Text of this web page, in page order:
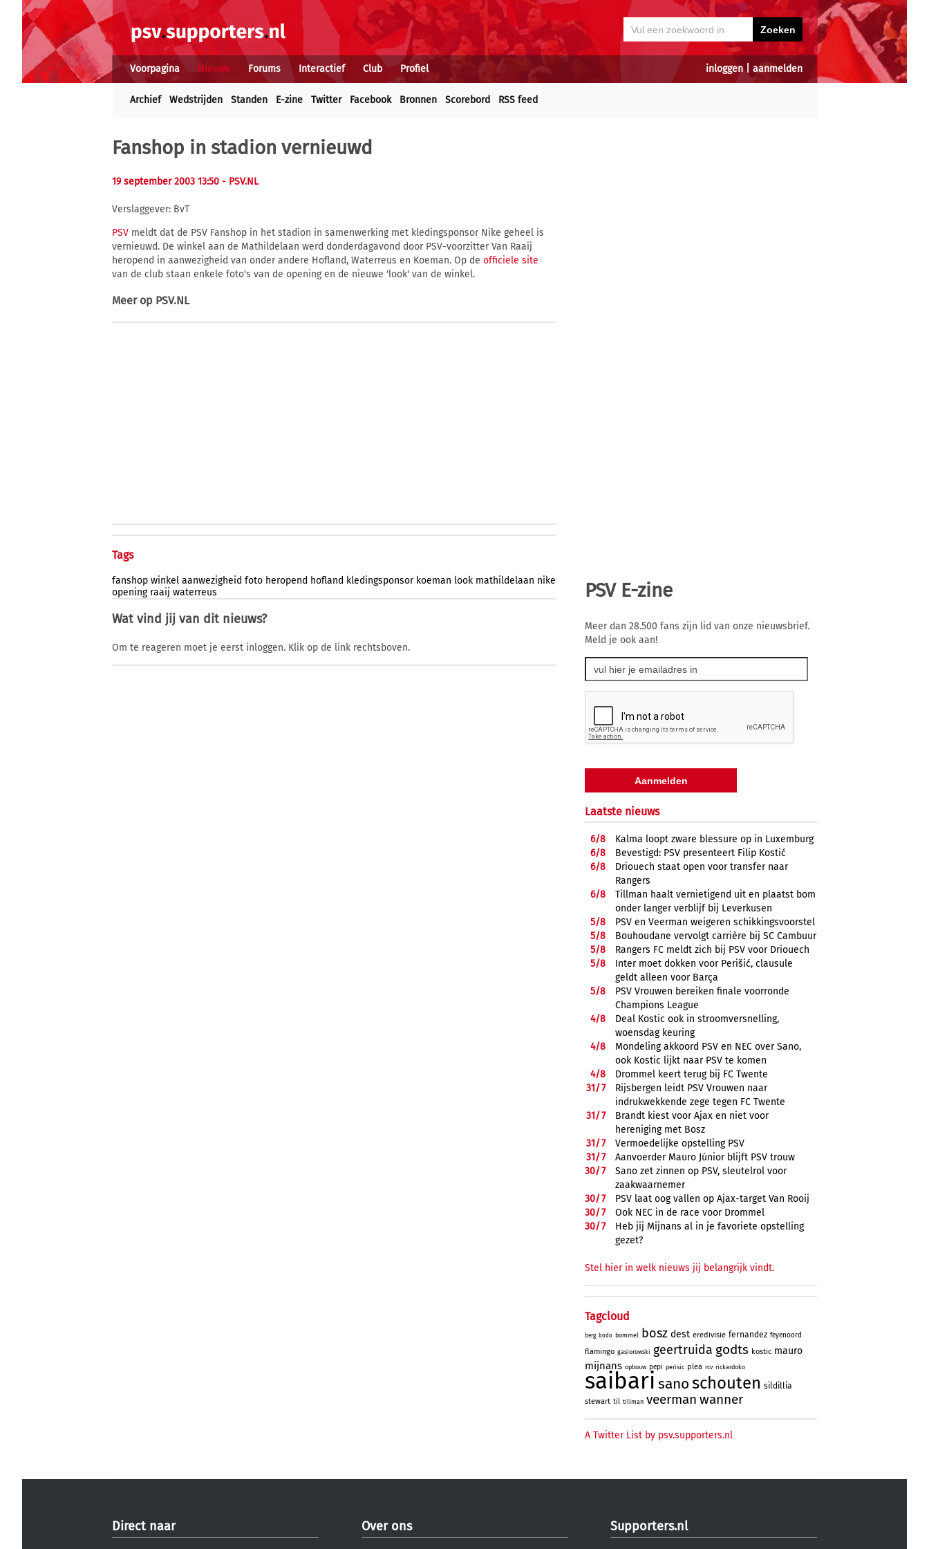
inloggen| aanmelden
Voorpagina Nieuws Forums Interactief Club Profiel
Archief Wedstrijden Standen E-zine Twitter Facebook Bronnen Scorebord RSS feed
Fanshop in stadion vernieuwd
19 september 2003 13:50 - PSV.NL
Verslaggever: BvT
PSV meldt dat de PSV Fanshop in het stadion in samenwerking met kledingsponsor Nike geheel is
vernieuwd. De winkel aan de Mathildelaan werd donderdagavond door PSV-voorzitter Van Raaij
heropend in aanwezigheid van onder andere Hofland, Waterreus en Koeman. Op de officiele site
van de club staan enkele foto's van de opening en de nieuwe 'look' van de winkel.
Meer op PSV.NL
Tags
fanshop winkel aanwezigheid foto heropend hofland kledingsponsor koeman look mathildelaan nike
opening raaij waterreus
Wat vind jij van dit nieuws?
Om te reageren moet je eerst inloggen. Klik op de link rechtsboven.
PSV E-zine
Meer dan 28.500 fans zijn lid van onze nieuwsbrief.
Meld je ook aan!
Laatste nieuws
6/8
Kalma loopt zware blessure op in Luxemburg
6/8
Bevestigd: PSV presenteert Filip Kostić
6/8
Driouech staat open voor transfer naar
Rangers
6/8
Tillman haalt vernietigend uit en plaatst bom
onder langer verblijf bij Leverkusen
5/8
PSV en Veerman weigeren schikkingsvoorstel
5/8
Bouhoudane vervolgt carrière bij SC Cambuur
5/8
Rangers FC meldt zich bij PSV voor Driouech
5/8
Inter moet dokken voor Perišić, clausule
geldt alleen voor Barça
5/8
PSV Vrouwen bereiken finale voorronde
Champions League
4/8
Deal Kostic ook in stroomversnelling,
woensdag keuring
4/8
Mondeling akkoord PSV en NEC over Sano,
ook Kostic lijkt naar PSV te komen
4/8
Drommel keert terug bij FC Twente
31/7
Rijsbergen leidt PSV Vrouwen naar
indrukwekkende zege tegen FC Twente
31/7
Brandt kiest voor Ajax en niet voor
hereniging met Bosz
31/7
Vermoedelijke opstelling PSV
31/7
Aanvoerder Mauro Júnior blijft PSV trouw
30/7
Sano zet zinnen op PSV, sleutelrol voor
zaakwaarnemer
30/7
PSV laat oog vallen op Ajax-target Van Rooij
30/7
Ook NEC in de race voor Drommel
30/7
Heb jij Mijnans al in je favoriete opstelling
gezet?
Stel hier in welk nieuws jij belangrijk vindt.
Tagcloud
berg bodo bommel bosz dest eredivisie fernandez feyenoord
flamingo gasiorowski geertruida godts kostic mauro
mijnans opbouw pepi perisic plea rcv rickardoko
saibari sanoschouten sildillia
stewart til tillman veerman wanner
A Twitter List by psv.supporters.nl
Direct naar Over ons Supporters.nl